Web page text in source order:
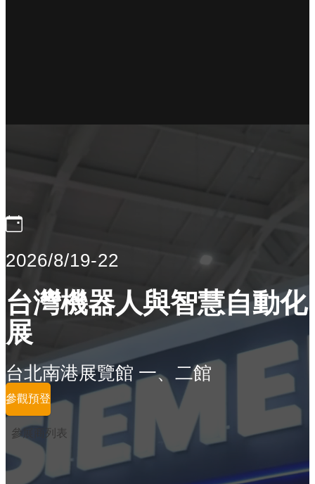
2026/8/19-22
台灣機器人與智慧自動化
展
台北南港展覽館 一、二館
參觀預登
參展商列表